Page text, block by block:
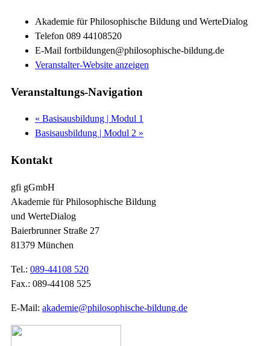
Akademie für Philosophische Bildung und WerteDialog
Telefon 089 44108520
E-Mail fortbildungen@philosophische-bildung.de
Veranstalter-Website anzeigen
Veranstaltungs-Navigation
« Basisausbildung | Modul 1
Basisausbildung | Modul 2 »
Kontakt
gfi gGmbH
Akademie für Philosophische Bildung
und WerteDialog
Baierbrunner Straße 27
81379 München
Tel.: 089-44108 520
Fax.: 089-44108 525
E-Mail: akademie@philosophische-bildung.de